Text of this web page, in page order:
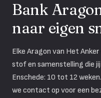
Bank
naar eigen
Elke Aragon van Het
stof en samenstelling die
Enschede: 10 tot 12
we contact op voor een